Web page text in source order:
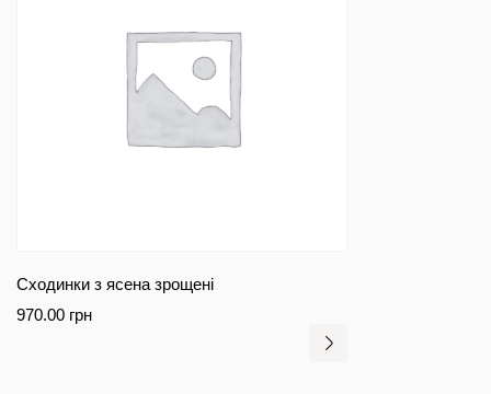
Сходинки з ясена зрощені
970.00 грн